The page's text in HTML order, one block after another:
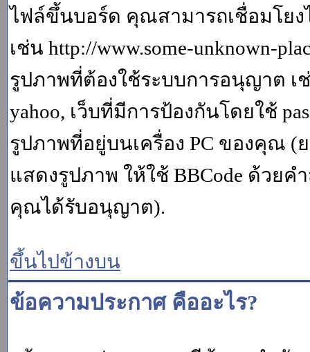
ไฟล์ขึ้นบอร์ด คุณสามารถเชื่อมโยง
เช่น http://www.some-unknown-
รูปภาพที่ต้องใช้ระบบการอนุญาต เ
yahoo, เว็บที่มีการป้องกันโดยใช้
รูปภาพที่อยู่บนเครื่อง PC ของคุณ (
แสดงรูปภาพ ให้ใช้ BBCode ด้วย
คุณได้รับอนุญาต).
ขึ้นไปข้างบน
ข้อความประกาศ คืออะไร?